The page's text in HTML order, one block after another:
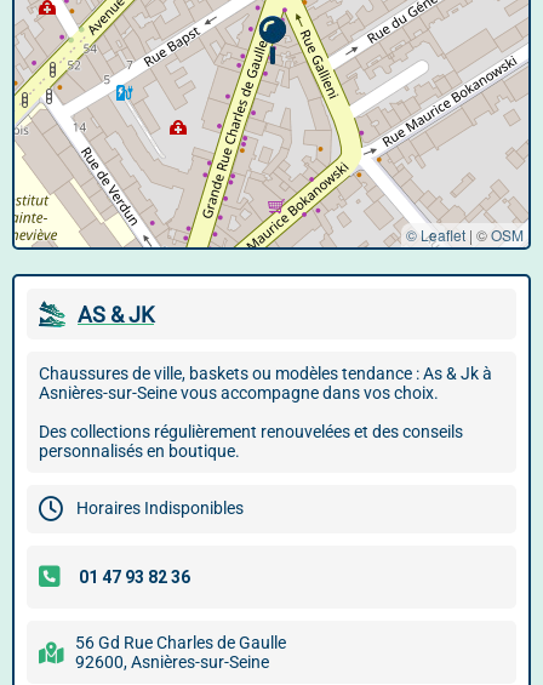
© Leaflet | ©OSM
AS & JK
Chaussures de ville, baskets ou modèles tendance : As & Jk à
Asnières-sur-Seine vous accompagne dans vos choix.
Des collections régulièrement renouvelées et des conseils
personnalisés en boutique.
Horaires Indisponibles
56 Gd Rue Charles de Gaulle
92600, Asnières-sur-Seine